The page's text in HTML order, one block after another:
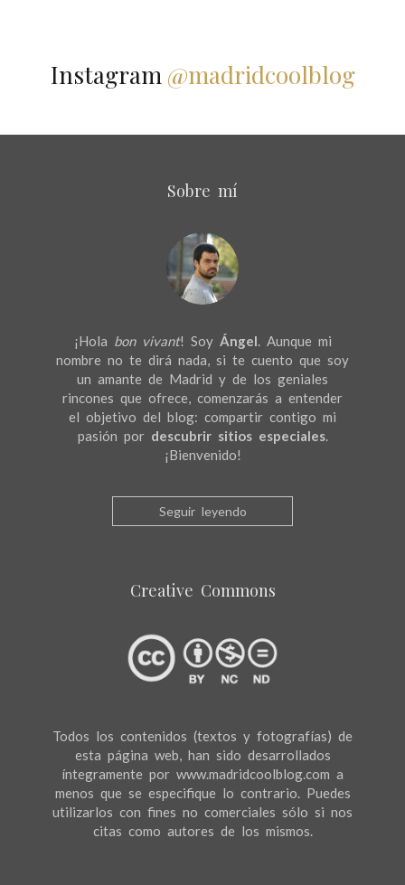
Instagram @madridcoolblog
Sobre mí
¡Hola bon vivant! Soy Ángel. Aunque mi
nombre no te dirá nada, si te cuento que soy
un amante de Madrid y de los geniales
rincones que ofrece, comenzarás a entender
el objetivo del blog: compartir contigo mi
pasión por descubrir sitios especiales.
¡Bienvenido!
Seguir leyendo
Creative Commons
Todos los contenidos (textos y fotografías) de
esta página web, han sido desarrollados
íntegramente por www.madridcoolblog.com a
menos que se especifique lo contrario. Puedes
utilizarlos con fines no comerciales sólo si nos
citas como autores de los mismos.